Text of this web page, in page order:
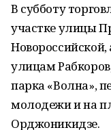
В субботу
участке улицы
улицам
парка «Волна»,
молодежи и на
Орджоникидзе.